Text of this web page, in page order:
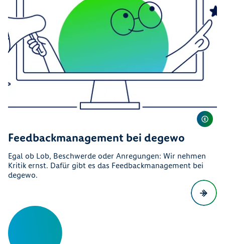
Feedbackmanagement bei degewo
Egal ob Lob, Beschwerde oder Anregungen: Wir nehmen
Kritik ernst. Dafür gibt es das Feedbackmanagement bei
degewo.